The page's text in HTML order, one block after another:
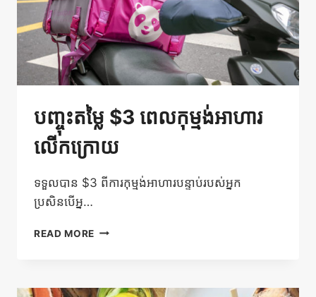
បញ្ចុះតម្លៃ $3 ពេលកុម្មង់អាហារ
លើកក្រោយ
ទទួលបាន $3 ពីការកុម្មង់អាហារបន្ទាប់របស់អ្នក
ប្រសិនបើអ្ន…
READ MORE បញ្ចុះ
កុម្មង់